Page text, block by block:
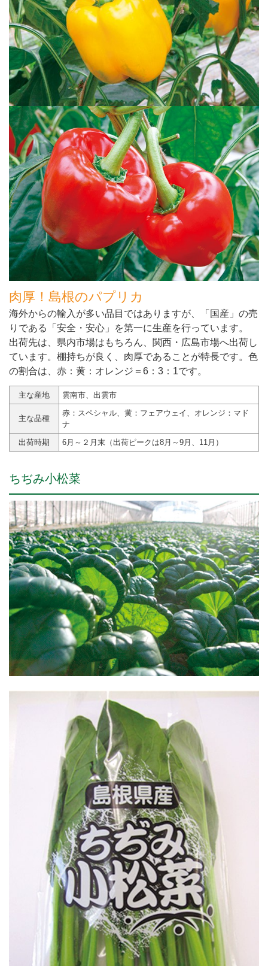
肉厚！島根のパプリカ
海外からの輸入が多い品目ではありますが、「国産」の売
りである「安全・安心」を第一に生産を行っています。
出荷先は、県内市場はもちろん、関西・広島市場へ出荷し
ています。棚持ちが良く、肉厚であることが特長です。色
の割合は、赤：黄：オレンジ＝6：3：1です。
主な産地 雲南市、出雲市
主な品種
赤：スペシャル、黄：フェアウェイ、オレンジ：マド
ナ
出荷時期
6月～２月末（出荷ピークは8月～9月、11月）
ちぢみ小松菜